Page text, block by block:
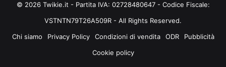
© 2026 Twikie.it - Partita IVA: 02728480647 - Codice Fiscale:
VSTNTN79T26A509R - All Rights Reserved.
Chi siamo
Privacy Policy Condizioni di vendita ODR
Pubblicità
Cookie policy